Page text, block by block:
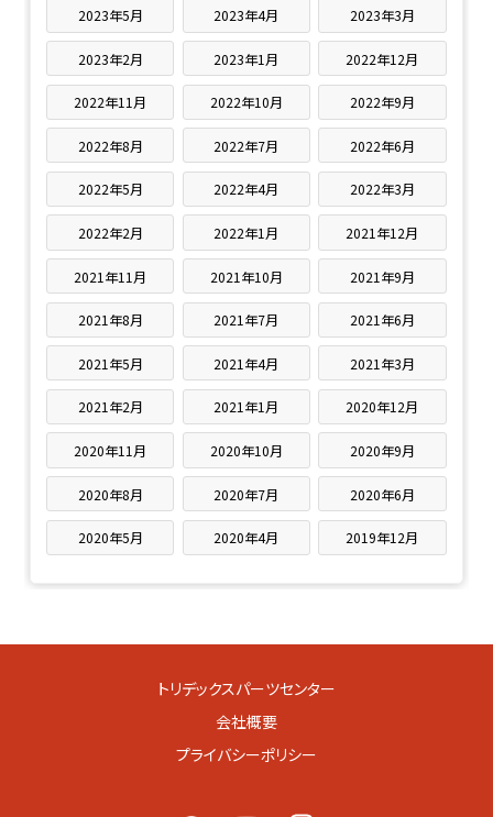
2023年5月 2023年4月 2023年3月
2023年2月 2023年1月 2022年12月
2022年11月 2022年10月 2022年9月
2022年8月 2022年7月 2022年6月
2022年5月 2022年4月 2022年3月
2022年2月 2022年1月 2021年12月
2021年11月 2021年10月 2021年9月
2021年8月 2021年7月 2021年6月
2021年5月 2021年4月 2021年3月
2021年2月 2021年1月 2020年12月
2020年11月 2020年10月 2020年9月
2020年8月 2020年7月 2020年6月
2020年5月 2020年4月 2019年12月
トリデックスパーツセンター
会社概要
プライバシーポリシー